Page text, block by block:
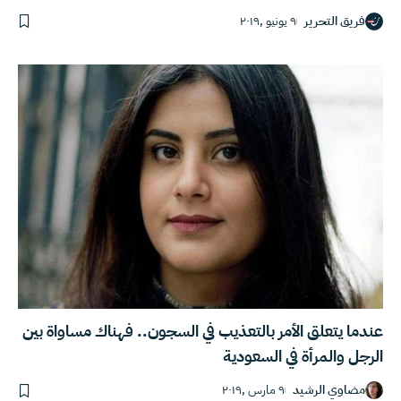
فريق التحرير ٩ يونيو ,٢٠١٩
عندما يتعلق الأمر بالتعذيب في السجون.. فهناك مساواة بين
الرجل والمرأة في السعودية
مضاوي الرشيد ٩ مارس ,٢٠١٩